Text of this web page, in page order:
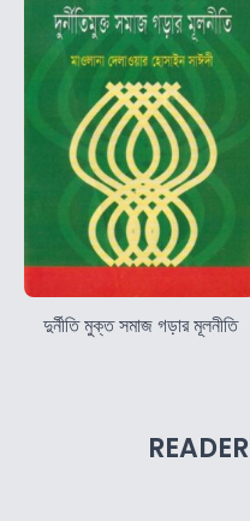
দুর্নীতি মুক্ত সমাজ গড়ার মূলনীতি